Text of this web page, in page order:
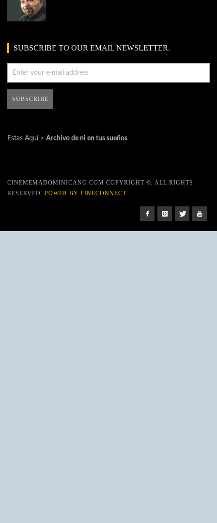
SUBSCRIBE TO OUR EMAIL NEWSLETTER.
Estas Aquí > Archivo de ni en tus sueños
CINEMEMADOMINICANO.COM COPYRIGHT ©, ALL RIGHTS
RESERVED. POWER BY PINECONNECT